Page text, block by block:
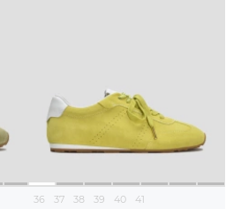
36 37 38 39 40 41